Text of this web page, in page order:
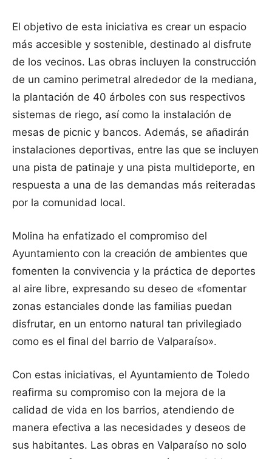
El objetivo de esta iniciativa es crear un espacio
más accesible y sostenible, destinado al disfrute
de los vecinos. Las obras incluyen la construcción
de un camino perimetral alrededor de la mediana,
la plantación de 40 árboles con sus respectivos
sistemas de riego, así como la instalación de
mesas de picnic y bancos. Además, se añadirán
instalaciones deportivas, entre las que se incluyen
una pista de patinaje y una pista multideporte, en
respuesta a una de las demandas más reiteradas
por la comunidad local.
Molina ha enfatizado el compromiso del
Ayuntamiento con la creación de ambientes que
fomenten la convivencia y la práctica de deportes
al aire libre, expresando su deseo de «fomentar
zonas estanciales donde las familias puedan
disfrutar, en un entorno natural tan privilegiado
como es el final del barrio de Valparaíso».
Con estas iniciativas, el Ayuntamiento de Toledo
reafirma su compromiso con la mejora de la
calidad de vida en los barrios, atendiendo de
manera efectiva a las necesidades y deseos de
sus habitantes. Las obras en Valparaíso no solo